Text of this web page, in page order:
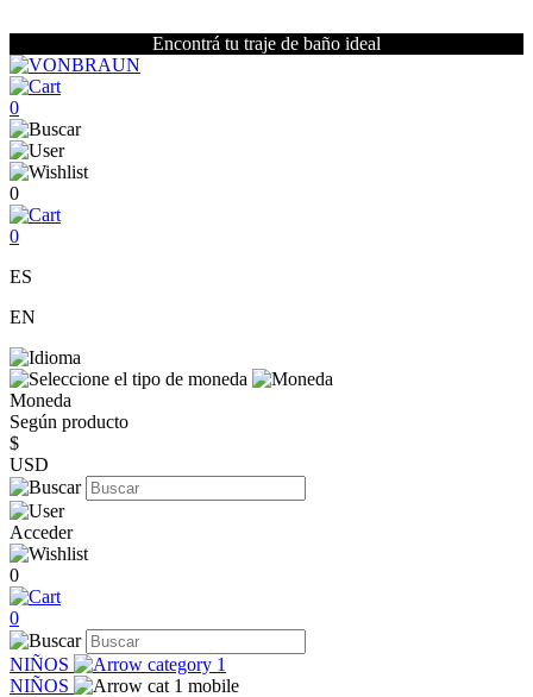
Encontrá tu traje de baño ideal
0
0
0
ES
EN
Moneda
Según producto
$
USD
Acceder
0
0
NIÑOS
NIÑOS